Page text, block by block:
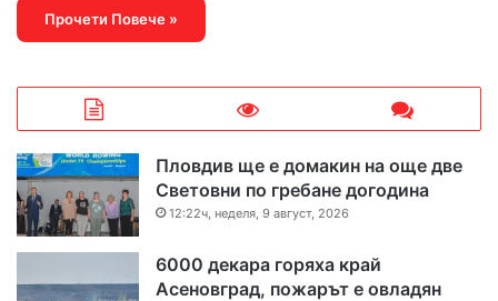
Прочети Повече »
Пловдив ще е домакин на още две
Световни по гребане догодина
12:22ч, неделя, 9 август, 2026
6000 декара горяха край
Асеновград, пожарът е овладян